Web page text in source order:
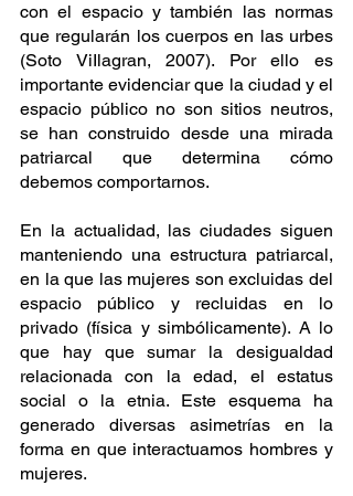
con el espacio y también las normas
que regularán los cuerpos en las urbes
(Soto ViIlagran, 2007). Por ello es
importante evidenciar que la ciudad y el
espacio público no son sitios neutros,
se han construido desde una mirada
patriarcal que determina cómo
debemos comportarnos.
En la actualidad, las ciudades siguen
manteniendo una estructura patriarcal,
en la que las mujeres son excluidas del
espacio público y recluidas en lo
privado (física y simbólicamente). A lo
que hay que sumar la desigualdad
relacionada con la edad, el estatus
social o la etnia. Este esquema ha
generado diversas asimetrías en la
forma en que interactuamos hombres y
mujeres.